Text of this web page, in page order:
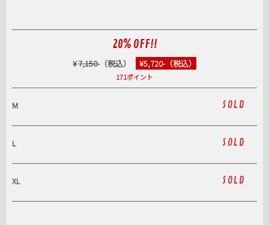
20% OFF!!
¥7,150-（税込） ¥5,720-（税込）
171ポイント
M SOLD
L SOLD
XL SOLD